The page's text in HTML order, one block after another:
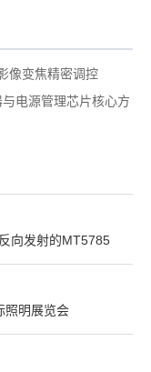
像变焦精密调控
电源管理芯片核心方
向发射的MT5785
照明展览会